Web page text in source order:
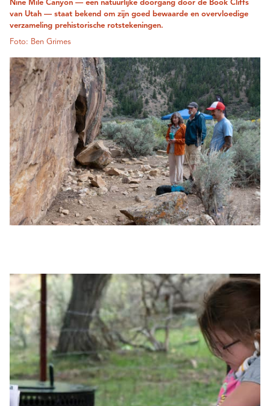
Nine Mile Canyon — een natuurlijke doorgang door de Book Cliffs
van Utah — staat bekend om zijn goed bewaarde en overvloedige
verzameling prehistorische rotstekeningen.
Foto: Ben Grimes